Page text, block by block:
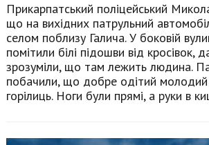
Прикарпатський поліцейський
що на вихідних патрульний
селом поблизу Галича. У боковій
помітили білі підошви від кросівок,
зрозуміли, що там лежить людина.
побачили, що добре одітий молодий
горілиць. Ноги були прямі, а руки в